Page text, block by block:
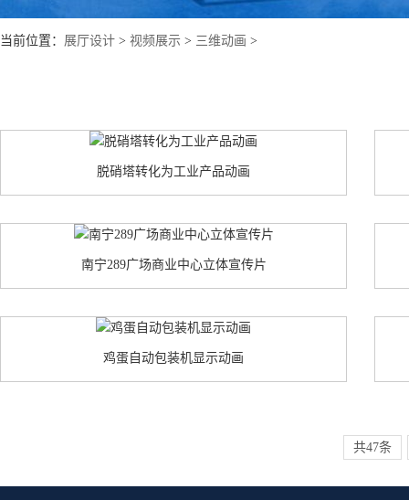
当前位置： 展厅设计 > 视频展示 > 三维动画 >
脱硝塔转化为工业产品动画
南宁289广场商业中心立体宣传片
鸡蛋自动包装机显示动画
共47条